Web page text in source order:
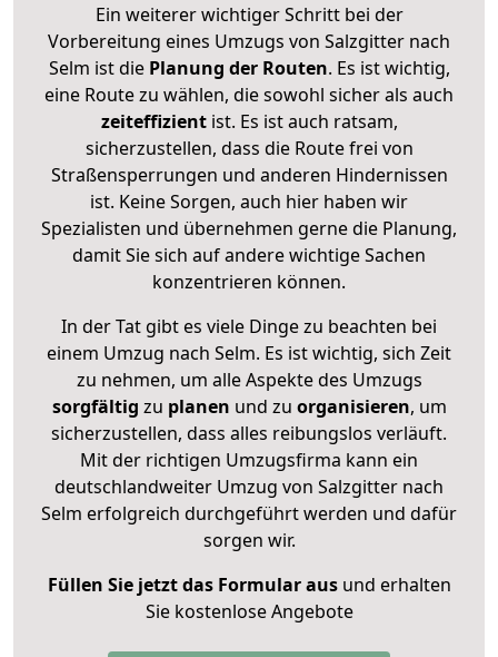
Ein weiterer wichtiger Schritt bei der
Vorbereitung eines Umzugs von Salzgitter nach
Selm ist diePlanung der Routen. Es ist wichtig,
eine Route zu wählen, die sowohl sicher als auch
zeiteffizientist. Es ist auch ratsam,
sicherzustellen, dass die Route frei von
Straßensperrungen und anderen Hindernissen
ist. Keine Sorgen, auch hier haben wir
Spezialisten und übernehmen gerne die Planung,
damit Sie sich auf andere wichtige Sachen
konzentrieren können.
In der Tat gibt es viele Dinge zu beachten bei
einem Umzug nach Selm. Es ist wichtig, sich Zeit
zu nehmen, um alle Aspekte des Umzugs
sorgfältig zu planen und zu organisieren, um
sicherzustellen, dass alles reibungslos verläuft.
Mit der richtigen Umzugsfirma kann ein
deutschlandweiter Umzug von Salzgitter nach
Selm erfolgreich durchgeführt werden und dafür
sorgen wir.
Füllen Sie jetzt das Formular ausund erhalten
Sie kostenlose Angebote